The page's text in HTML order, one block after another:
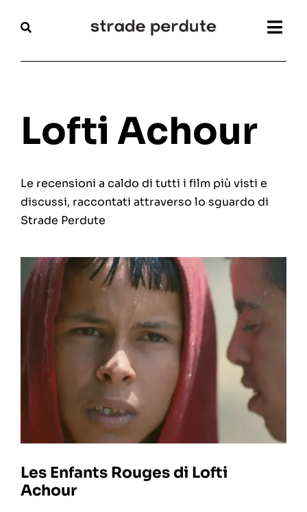
Magazine
Interviste
Articoli
Chi siamo
Lofti Achour
Le recensioni a caldo di tutti i film più visti e
discussi, raccontati attraverso lo sguardo di
Strade Perdute
Les Enfants Rouges di Lofti
Achour